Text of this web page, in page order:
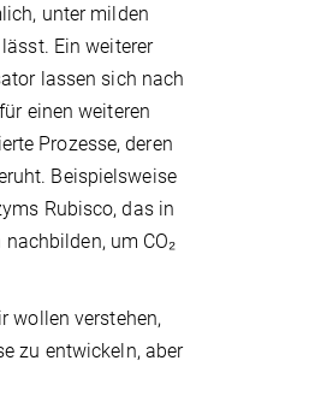
unter milden
Ein weiterer
lassen sich nach
einen weiteren
Prozesse, deren
Beispielsweise
Rubisco, das in
um CO₂
wollen verstehen,
zu entwickeln, aber